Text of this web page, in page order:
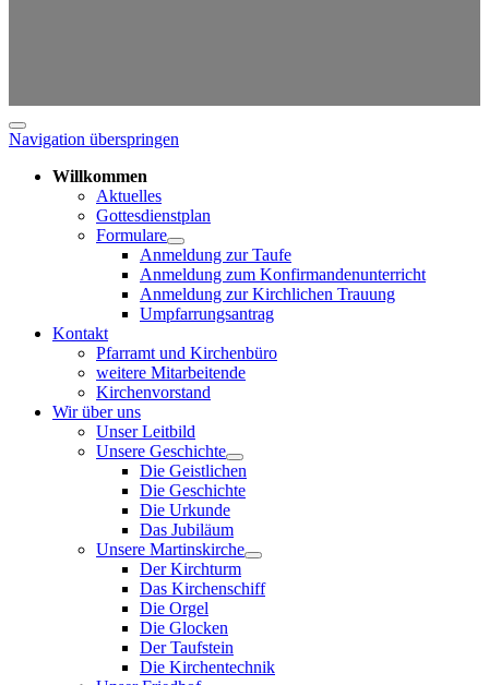
Navigation überspringen
Willkommen
Aktuelles
Gottesdienstplan
Formulare
Anmeldung zur Taufe
Anmeldung zum Konfirmandenunterricht
Anmeldung zur Kirchlichen Trauung
Umpfarrungsantrag
Kontakt
Pfarramt und Kirchenbüro
weitere Mitarbeitende
Kirchenvorstand
Wir über uns
Unser Leitbild
Unsere Geschichte
Die Geistlichen
Die Geschichte
Die Urkunde
Das Jubiläum
Unsere Martinskirche
Der Kirchturm
Das Kirchenschiff
Die Orgel
Die Glocken
Der Taufstein
Die Kirchentechnik